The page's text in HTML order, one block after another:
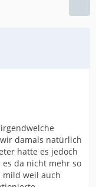
damals natürlich
hatte es jedoch
da nicht mehr so
mild weil auch